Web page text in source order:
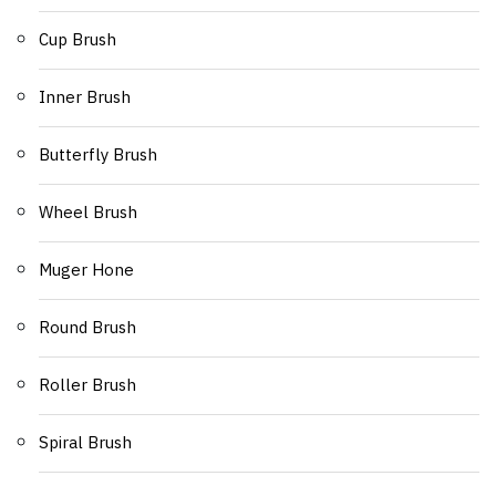
Cup Brush
Inner Brush
Butterfly Brush
Wheel Brush
Muger Hone
Round Brush
Roller Brush
Spiral Brush